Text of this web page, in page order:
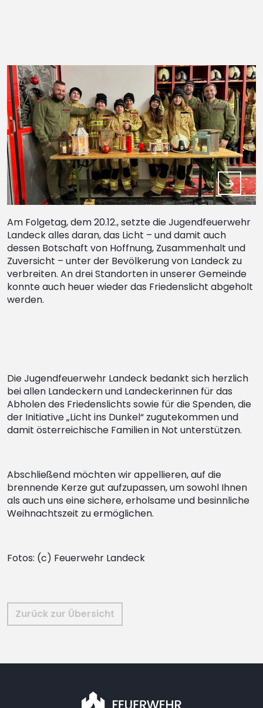
Am Folgetag, dem 20.12., setzte die Jugendfeuerwehr
Landeck alles daran, das Licht – und damit auch
dessen Botschaft von Hoffnung, Zusammenhalt und
Zuversicht – unter der Bevölkerung von Landeck zu
verbreiten. An drei Standorten in unserer Gemeinde
konnte auch heuer wieder das Friedenslicht abgeholt
werden.
Die Jugendfeuerwehr Landeck bedankt sich herzlich
bei allen Landeckern und Landeckerinnen für das
Abholen des Friedenslichts sowie für die Spenden, die
der Initiative „Licht ins Dunkel“ zugutekommen und
damit österreichische Familien in Not unterstützen.
Abschließend möchten wir appellieren, auf die
brennende Kerze gut aufzupassen, um sowohl Ihnen
als auch uns eine sichere, erholsame und besinnliche
Weihnachtszeit zu ermöglichen.
Fotos: (c) Feuerwehr Landeck
Zurück zur Übersicht